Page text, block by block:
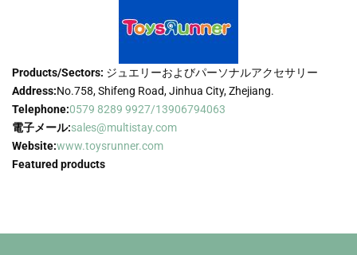
Products/Sectors: ジュエリーおよびパーソナルアクセサリー
Address:No.758, Shifeng Road, Jinhua City, Zhejiang.
Telephone:0579 8289 9927/13906794063
電子メール:sales@multistay.com
Website:www.toysrunner.com
Featured products